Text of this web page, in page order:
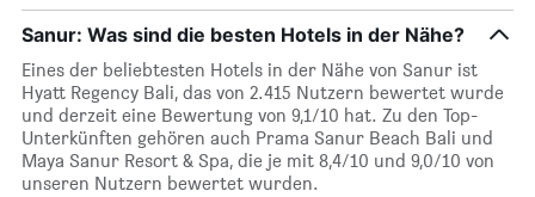
Sanur: Was sind die besten Hotels in der Nähe?
Eines der beliebtesten Hotels in der Nähe von Sanur ist
Hyatt Regency Bali, das von 2.415 Nutzern bewertet wurde
und derzeit eine Bewertung von 9,1/10 hat. Zu den Top-
Unterkünften gehören auch Prama Sanur Beach Bali und
Maya Sanur Resort & Spa, die je mit 8,4/10 und 9,0/10 von
unseren Nutzern bewertet wurden.